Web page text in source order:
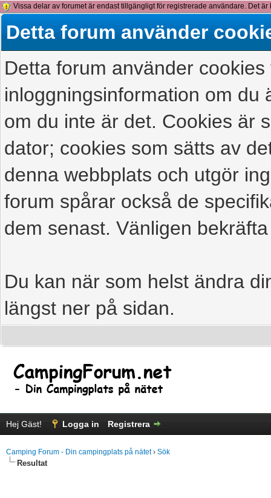
Vissa delar av forumet är endast tillgängligt för registrerade användare. Det
detta meddelande.
Detta forum använder
Detta forum använder
inloggningsinformation om du
om du inte är det. Cookies är
dator; cookies som sätts av
denna webbplats och utgör
forum spårar också de
dem senast. Vänligen
Du kan när som helst ändra
längst ner på sidan.
Hej Gäst! Logga in Registrera
Camping Forum - Din campingplats på nätet› Sök
Resultat